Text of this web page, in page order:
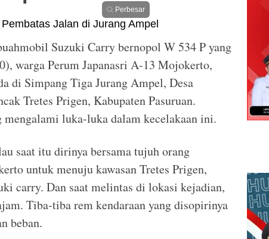
Perbesar
Suzuki Carry bernopol W 534 P yang
warga Perum Japanasri A-13 Mojokerto,
di Simpang Tiga Jurang Ampel, Desa
Tretes Prigen, Kabupaten Pasuruan.
mengalami luka-luka dalam kecelakaan ini.
saat itu dirinya bersama tujuh orang
untuk menuju kawasan Tretes Prigen,
carry. Dan saat melintas di lokasi kejadian,
Tiba-tiba rem kendaraan yang disopirinya
beban.